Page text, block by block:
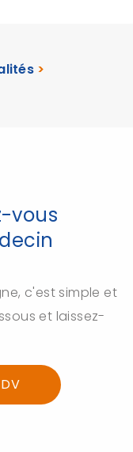
>
vous
c'est simple et
et laissez-